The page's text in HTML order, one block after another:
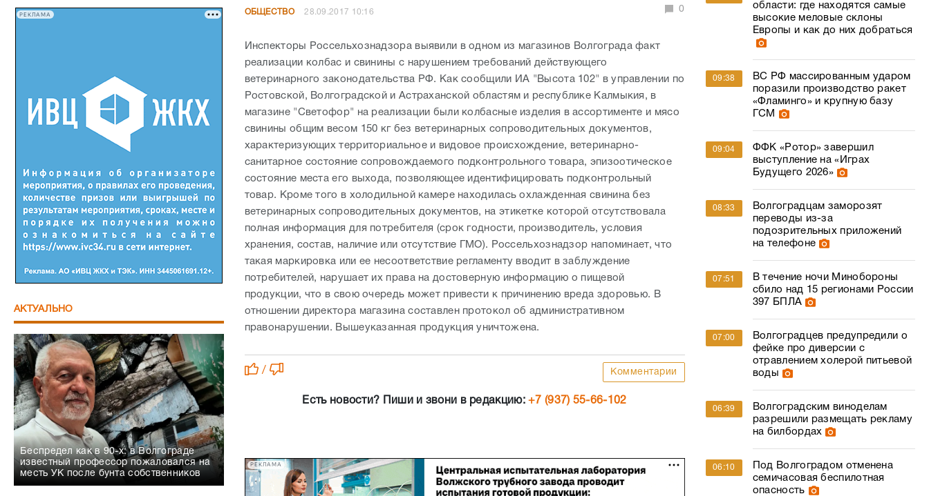
РЕКЛАМА
АКТУАЛЬНО
Беспредел как в 90-х: в Волгограде
известный профессор пожаловался на
месть УК после бунта собственников
ОБЩЕСТВО 28.09.2017 10:16 0
Инспекторы Россельхознадзора выявили в одном из магазинов Волгограда факт
реализации колбас и свинины с нарушением требований действующего
ветеринарного законодательства РФ. Как сообщили ИА "Высота 102" в управлении по
Ростовской, Волгоградской и Астраханской областям и республике Калмыкия, в
магазине "Светофор" на реализации были колбасные изделия в ассортименте и мясо
свинины общим весом 150 кг без ветеринарных сопроводительных документов,
характеризующих территориальное и видовое происхождение, ветеринарно-
санитарное состояние сопровождаемого подконтрольного товара, эпизоотическое
состояние места его выхода, позволяющее идентифицировать подконтрольный
товар. Кроме того в холодильной камере находилась охлажденная свинина без
ветеринарных сопроводительных документов, на этикетке которой отсутствовала
полная информация для потребителя (срок годности, производитель, условия
хранения, состав, наличие или отсутствие ГМО). Россельхознадзор напоминает, что
такая маркировка или ее несоответствие регламенту вводит в заблуждение
потребителей, нарушает их права на достоверную информацию о пищевой
продукции, что в свою очередь может привести к причинению вреда здоровью. В
отношении директора магазина составлен протокол об административном
правонарушении. Вышеуказанная продукция уничтожена.
/ Комментарии
Есть новости? Пиши и звони в редакцию:+7 (937) 55-66-102
РЕКЛАМА
области: где находятся самые
высокие меловые склоны
Европы и как до них добраться
09:38
ВС РФ массированным ударом
поразили производство ракет
«Фламинго» и крупную базу
ГСМ
09:04
ФФК «Ротор» завершил
выступление на «Играх
Будущего 2026»
08:33
Волгоградцам заморозят
переводы из-за
подозрительных приложений
на телефоне
07:51
В течение ночи Минобороны
сбило над 15 регионами России
397 БПЛА
07:00
Волгоградцев предупредили о
фейке про диверсии с
отравлением холерой питьевой
воды
06:39
Волгоградским виноделам
разрешили размещать рекламу
на билбордах
06:10
Под Волгоградом отменена
семичасовая беспилотная
опасность